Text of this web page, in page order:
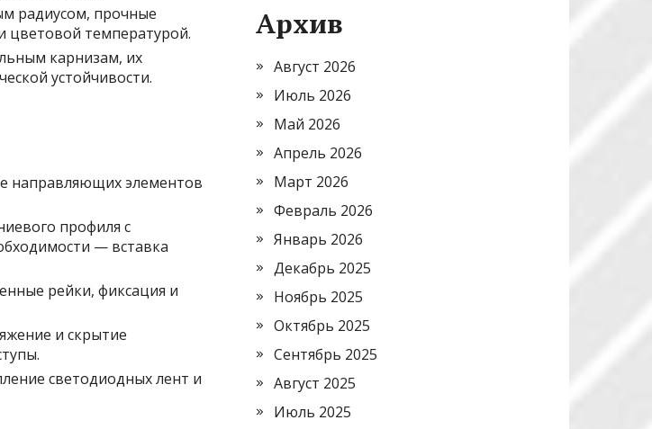
радиусом, прочные
цветовой температурой.
карнизам, их
устойчивости.
направляющих элементов
профиля с
— вставка
рейки, фиксация и
и скрытие
светодиодных лент и
Архив
Август 2026
Июль 2026
Май 2026
Апрель 2026
Март 2026
Февраль 2026
Январь 2026
Декабрь 2025
Ноябрь 2025
Октябрь 2025
Сентябрь 2025
Август 2025
Июль 2025